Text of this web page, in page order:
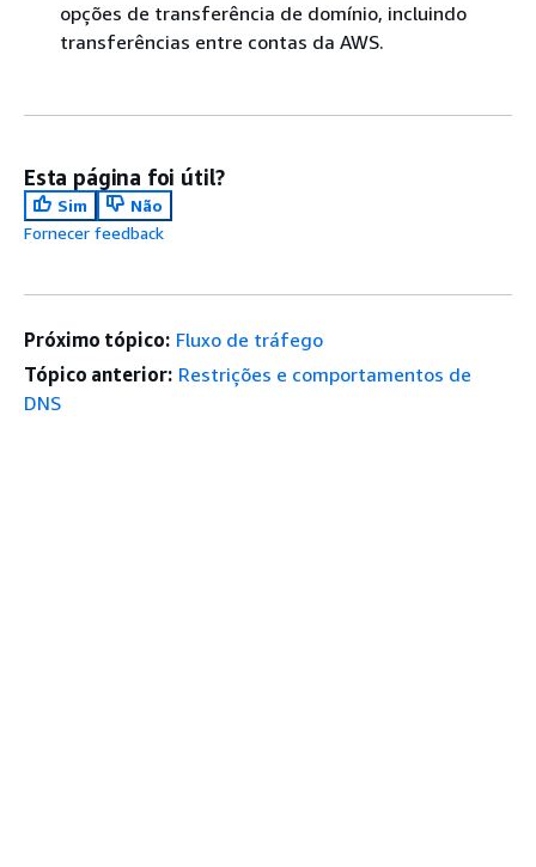
opções de transferência de domínio, incluindo
transferências entre contas da AWS.
Esta página foi útil?
Sim
Não
Fornecer feedback
Próximo tópico: Fluxo de tráfego
Tópico anterior: Restrições e comportamentos de
DNS